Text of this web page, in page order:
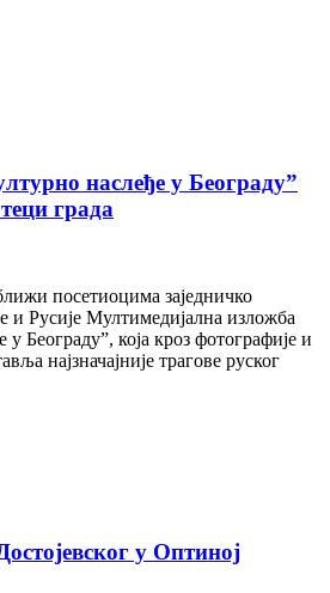
наслеђе у Београду”
града
посетиоцима заједничко
и Русије Мултимедијална изложба
у Београду”, која кроз фотографије и
најзначајније трагове руског
у Оптиној